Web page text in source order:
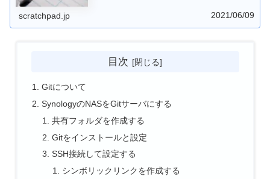
scratchpad.jp 2021/06/09
目次
Gitについて
SynologyのNASをGitサーバにする
共有フォルダを作成する
Gitをインストールと設定
SSH接続して設定する
シンボリックリンクを作成する